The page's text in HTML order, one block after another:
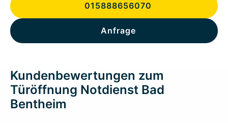
015888656070
Anfrage
Kundenbewertungen zum
Türöffnung Notdienst Bad
Bentheim